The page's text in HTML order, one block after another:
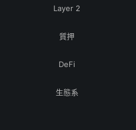
Layer 2
質押
DeFi
生態系